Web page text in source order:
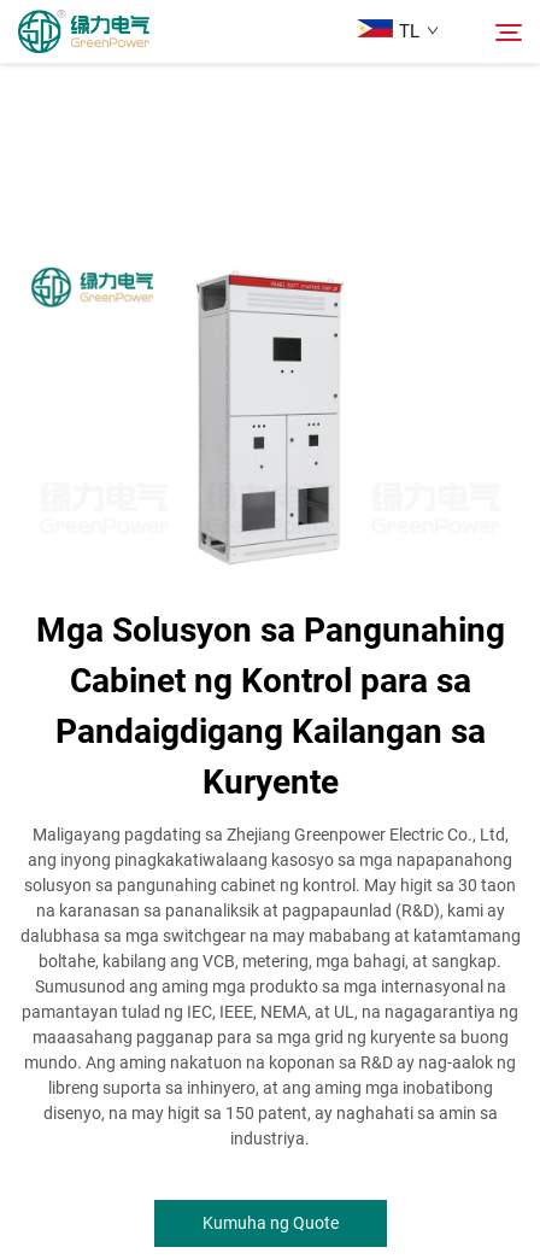
TL
Tungkol Sa Amin
Makipag-ugnayan sa Amin
Mga Solusyon sa Pangunahing
Cabinet ng Kontrol para sa
Pandaigdigang Kailangan sa
Kuryente
Maligayang pagdating sa Zhejiang Greenpower Electric Co., Ltd,
ang inyong pinagkakatiwalaang kasosyo sa mga napapanahong
solusyon sa pangunahing cabinet ng kontrol. May higit sa 30 taon
na karanasan sa pananaliksik at pagpapaunlad (R&D), kami ay
dalubhasa sa mga switchgear na may mababang at katamtamang
boltahe, kabilang ang VCB, metering, mga bahagi, at sangkap.
Sumusunod ang aming mga produkto sa mga internasyonal na
pamantayan tulad ng IEC, IEEE, NEMA, at UL, na nagagarantiya ng
maaasahang pagganap para sa mga grid ng kuryente sa buong
mundo. Ang aming nakatuon na koponan sa R&D ay nag-aalok ng
libreng suporta sa inhinyero, at ang aming mga inobatibong
disenyo, na may higit sa 150 patent, ay naghahati sa amin sa
industriya.
Kumuha ng Quote